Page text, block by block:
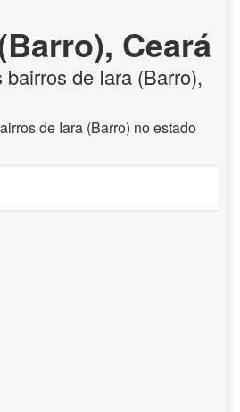
Ceará
de Iara (Barro),
de Iara (Barro) no estado